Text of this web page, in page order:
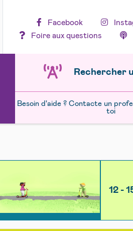
Facebook
Foire aux questions
Rechercher
Besoin d'aide ? Contacte un
toi
12 -